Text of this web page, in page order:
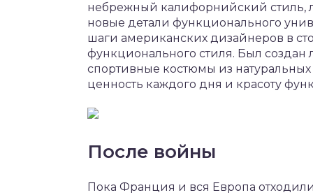
небрежный калифорнийский стиль,
новые детали функционального
шаги американских дизайнеров в
функционального стиля. Был
спортивные костюмы из
ценность каждого дня и красоту
После войны
Пока Франция и вся Европа